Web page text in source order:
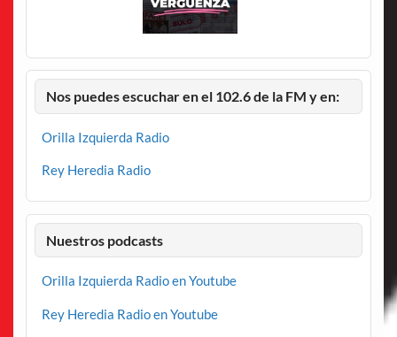
Nos puedes escuchar en el 102.6 de la FM y en:
Orilla Izquierda Radio
Rey Heredia Radio
Nuestros podcasts
Orilla Izquierda Radio en Youtube
Rey Heredia Radio en Youtube